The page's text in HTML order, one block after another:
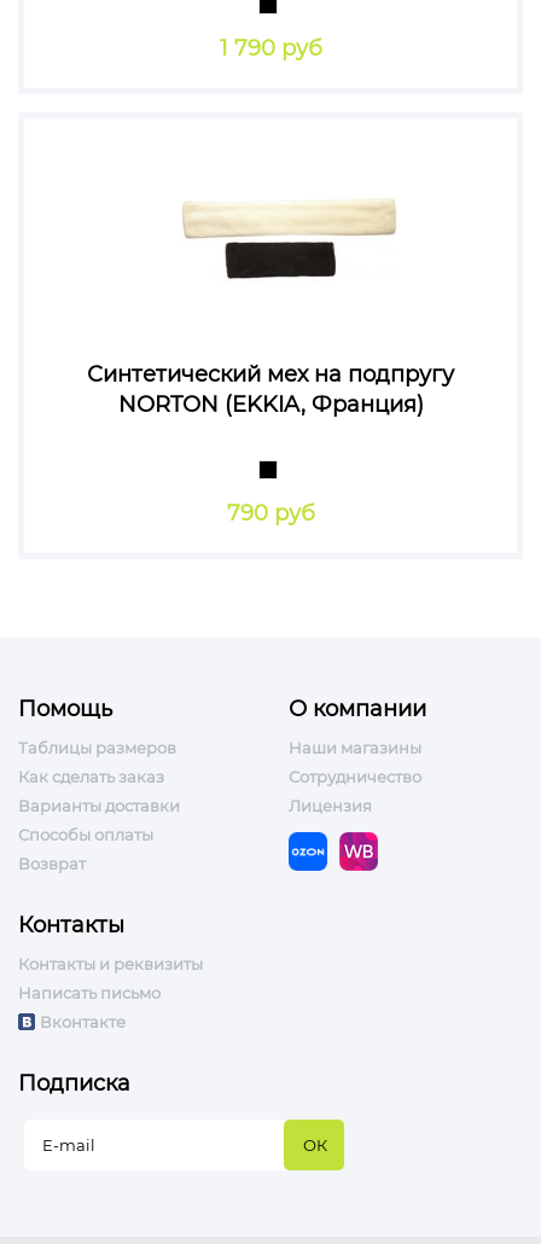
1 790 руб
Синтетический мех на подпругу
NORTON (EKKIA, Франция)
790 руб
Помощь
Таблицы размеров
Как сделать заказ
Варианты доставки
Способы оплаты
Возврат
О компании
Наши магазины
Сотрудничество
Лицензия
Контакты
Контакты и реквизиты
Написать письмо
Вконтакте
Подписка